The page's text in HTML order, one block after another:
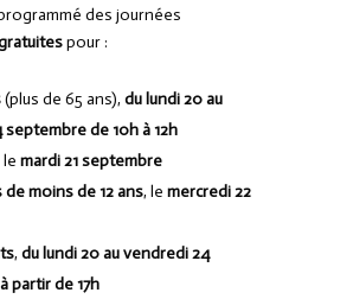
des journées
pour :
(plus de 65 ans), du lundi 20 au
de 10h à 12h
le mardi 21 septembre
moins de 12 ans, le mercredi 22
, du lundi 20 au vendredi 24
partir de 17h